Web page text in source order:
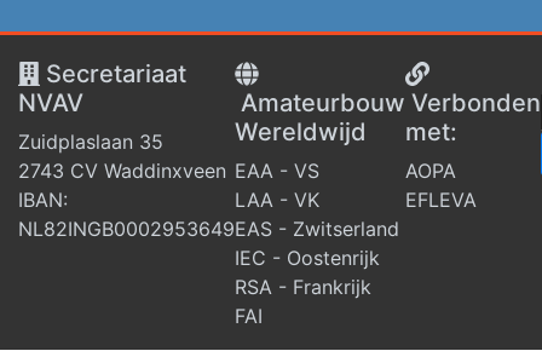
Secretariaat
NVAV
Zuidplaslaan 35
2743 CV Waddinxveen
IBAN:
NL82INGB0002953649
Amateurbouw
Wereldwijd
EAA - VS
LAA - VK
EAS - Zwitserland
IEC - Oostenrijk
RSA - Frankrijk
FAI
Verbonden
met:
AOPA
EFLEVA